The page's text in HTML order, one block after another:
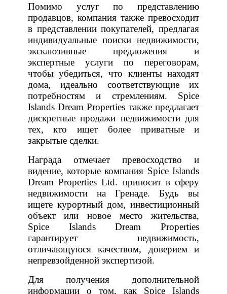
Помимо услуг по представлению
продавцов, компания также превосходит
в представлении покупателей, предлагая
индивидуальные поиски недвижимости,
эксклюзивные предложения и
экспертные услуги по переговорам,
чтобы убедиться, что клиенты находят
дома, идеально соответствующие их
потребностям и стремлениям. Spice
Islands Dream Properties также предлагает
дискретные продажи недвижимости для
тех, кто ищет более приватные и
закрытые сделки.
Награда отмечает превосходство и
видение, которые компания Spice Islands
Dream Properties Ltd. приносит в сферу
недвижимости на Гренаде. Будь вы
ищете курортный дом, инвестиционный
объект или новое место жительства,
Spice Islands Dream Properties
гарантирует недвижимость,
отличающуюся качеством, доверием и
непревзойденной экспертизой.
Для получения дополнительной
информации о том, как Spice Islands